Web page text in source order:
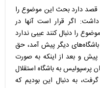
دارد بحث این موضوع را
داشت: اگر قرار است آنها در
را دنبال کنند عیبی ندارد
دیگر پیش آمد، حق
پیش و بعد از اینکه به صورت
پرسپولیس به باشگاه استقلال
به دنبال این بودیم که